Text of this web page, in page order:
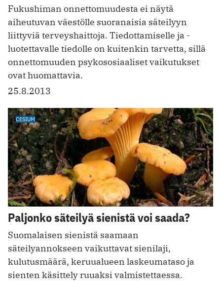
Fukushiman onnettomuudesta ei näytä
aiheutuvan väestölle ­suoranaisia säteilyyn
liittyviä terveyshaittoja. Tiedottamiselle ja ­
luotettavalle tiedolle on kuitenkin tarvetta, sillä
onnettomuuden ­psykososiaaliset vaikutukset
ovat huomattavia.
25.8.2013
CESIUM
Paljonko säteilyä sienistä voi saada?
Suomalaisen sienistä saamaan
säteilyannokseen vaikuttavat sienilaji,
kulutusmäärä, keruualueen laskeumataso ja
sienten käsittely ruuaksi valmistettaessa.